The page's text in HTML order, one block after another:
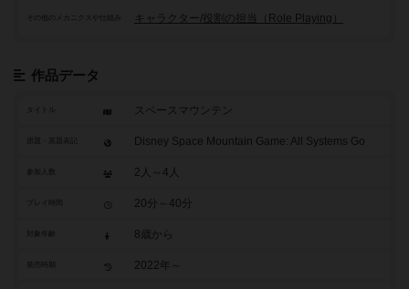
その他のメカニクスや仕組み キャラクター/役割の担当（Role Playing）
作品データ
タイトル スペースマウンテン
Disney Space Mountain Game: All Systems Go
参加人数 2人～4人
20分～40分
8歳から
2022年～